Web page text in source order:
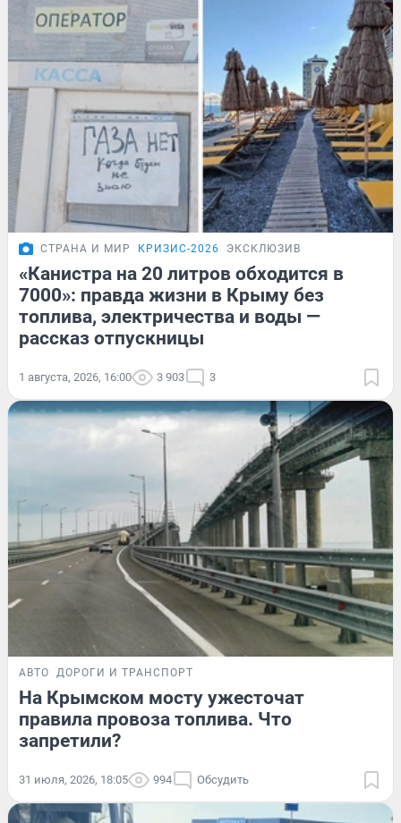
СТРАНА И МИР КРИЗИС-2026 ЭКСКЛЮЗИВ
«Канистра на 20 литров обходится в
7000»: правда жизни в Крыму без
топлива, электричества и воды —
рассказ отпускницы
1 августа, 2026, 16:00 3 903 3
АВТО ДОРОГИ И ТРАНСПОРТ
На Крымском мосту ужесточат
правила провоза топлива. Что
запретили?
31 июля, 2026, 18:05 994 Обсудить